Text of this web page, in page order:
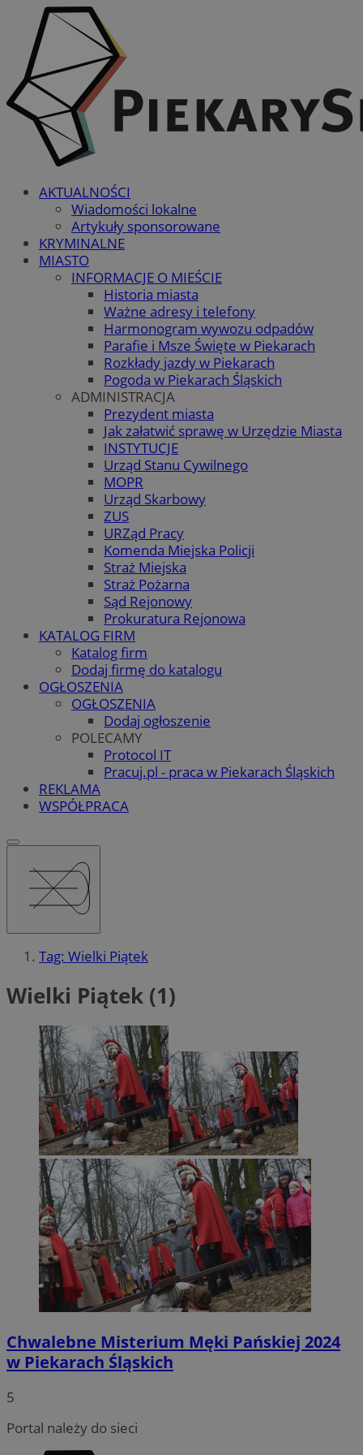
AKTUALNOŚCI
Wiadomości lokalne
Artykuły sponsorowane
KRYMINALNE
MIASTO
INFORMACJE O MIEŚCIE
Historia miasta
Ważne adresy i telefony
Harmonogram wywozu odpadów
Parafie i Msze Święte w Piekarach
Rozkłady jazdy w Piekarach
Pogoda w Piekarach Śląskich
ADMINISTRACJA
Prezydent miasta
Jak załatwić sprawę w Urzędzie Miasta
INSTYTUCJE
Urząd Stanu Cywilnego
MOPR
Urząd Skarbowy
ZUS
URZąd Pracy
Komenda Miejska Policji
Straż Miejska
Straż Pożarna
Sąd Rejonowy
Prokuratura Rejonowa
KATALOG FIRM
Katalog firm
Dodaj firmę do katalogu
OGŁOSZENIA
OGŁOSZENIA
Dodaj ogłoszenie
POLECAMY
Protocol IT
Pracuj.pl - praca w Piekarach Śląskich
REKLAMA
WSPÓŁPRACA
Tag: Wielki Piątek
Wielki Piątek (1)
Chwalebne Misterium Męki Pańskiej 2024
w Piekarach Śląskich
5
Portal należy do sieci